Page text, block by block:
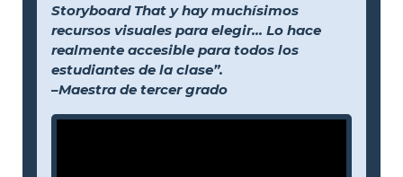
Storyboard That y hay muchísimos
recursos visuales para elegir... Lo hace
realmente accesible para todos los
estudiantes de la clase”.
–Maestra de tercer grado